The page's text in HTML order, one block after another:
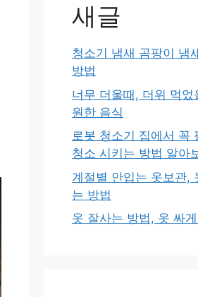
새글
청소기 냄새 곰팡이 냄
방법
너무 더울때, 더위 먹었
원한 음식
로봇 청소기 집에서 꼭
청소 시키는 방법 알아
계절별 안입는 옷보관,
는 방법
옷 잘사는 방법, 옷 싸